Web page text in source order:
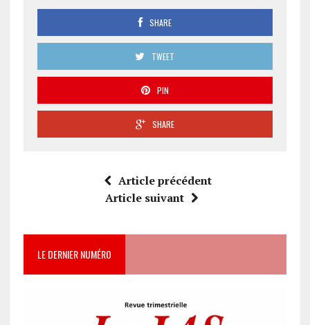
SHARE
TWEET
PIN
SHARE
Article précédent
Article suivant
LE DERNIER NUMÉRO